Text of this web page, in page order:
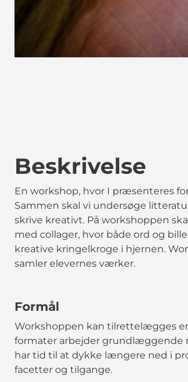
Beskrivelse
En workshop, hvor I præsenteres
Sammen skal vi undersøge
skrive kreativt. På workshoppen
med collager, hvor både ord og
kreative kringelkroge i hjernen.
samler elevernes værker.
Formål
Workshoppen kan tilrettelægges
formater arbejder grundlæggende
har tid til at dykke længere ned i
facetter og tilgange.